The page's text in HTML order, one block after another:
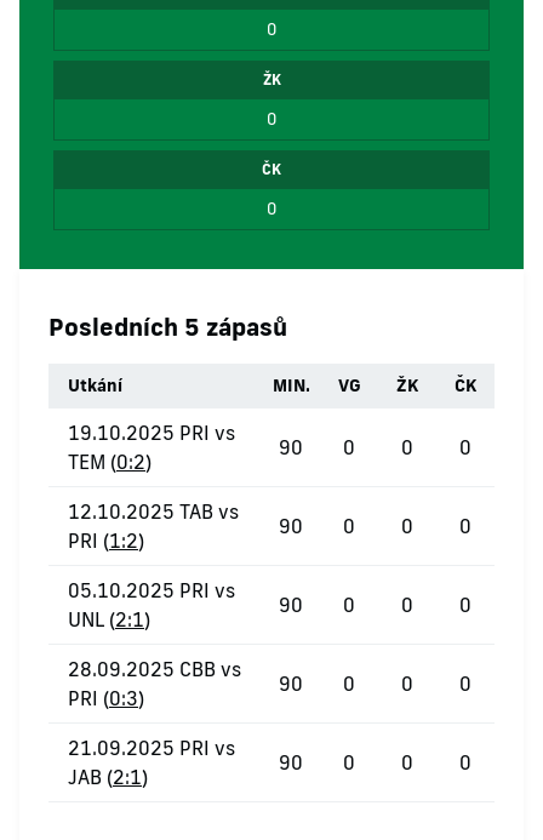
0
ŽK
0
ČK
0
Posledních 5 zápasů
Utkání MIN. VG ŽK ČK
19.10.2025 PRI vs
TEM (0:2)
90 0 0 0
12.10.2025 TAB vs
PRI (1:2)
90 0 0 0
05.10.2025 PRI vs
UNL (2:1)
90 0 0 0
28.09.2025 CBB vs
PRI (0:3)
90 0 0 0
21.09.2025 PRI vs
JAB (2:1)
90 0 0 0